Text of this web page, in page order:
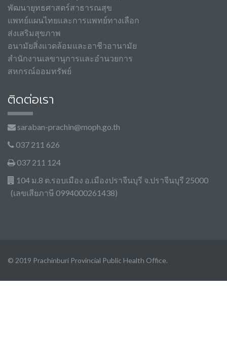
พัฒนายุทธศาสตร์สาธารณสุข
แพทย์แผนไทยและการแพทย์ทางเลือก
ส่งเสริมสุขภาพ
อนามัยสิ่งแวดล้อมและอาชีวอานามัย
สำนักงานเลขานุการและอำนวยการ
สหกรณ์ออมทรัพย์
ติดต่อเรา
saraban-prachin@moph.go.th
037 211 626
037 211 124
104 ม.8 ต.รอบเมือง อ.เมืองปราจีนบุรี จ.ปราจีนบุรี 25000
(เลขเสียภาษี 0994000261438)
© 2019 Prachinburi Provincial Public Health Office.